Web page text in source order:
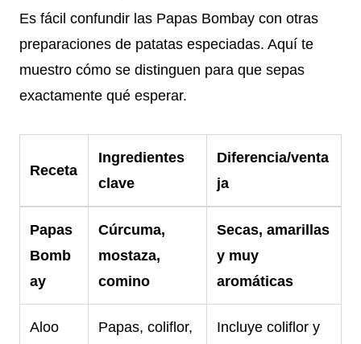
Es fácil confundir las Papas Bombay con otras
preparaciones de patatas especiadas. Aquí te
muestro cómo se distinguen para que sepas
exactamente qué esperar.
Receta
Ingredientes
clave
Diferencia/venta
ja
Papas
Bomb
ay
Cúrcuma,
mostaza,
comino
Secas, amarillas
y muy
aromáticas
Aloo
Papas, coliflor,
Incluye coliflor y